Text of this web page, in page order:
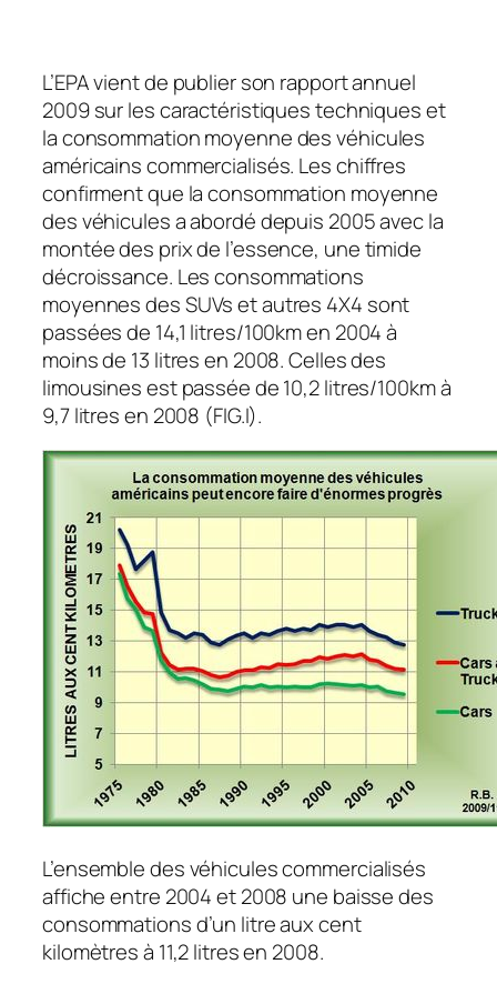
L’EPA vient de publier son rapport annuel
2009 sur les caractéristiques techniques et
la consommation moyenne des véhicules
américains commercialisés. Les chiffres
confirment que la consommation moyenne
des véhicules a abordé depuis 2005 avec la
montée des prix de l’essence, une timide
décroissance. Les consommations
moyennes des SUVs et autres 4X4 sont
passées de 14,1 litres/100km en 2004 à
moins de 13 litres en 2008. Celles des
limousines est passée de 10,2 litres/100km à
9,7 litres en 2008 (FIG.I).
L’ensemble des véhicules commercialisés
affiche entre 2004 et 2008 une baisse des
consommations d’un litre aux cent
kilomètres à 11,2 litres en 2008.